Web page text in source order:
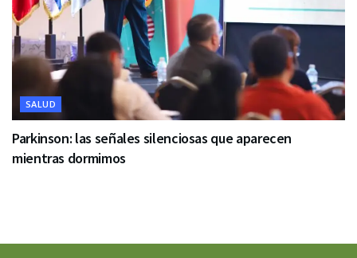
SALUD
Parkinson: las señales silenciosas que aparecen
mientras dormimos